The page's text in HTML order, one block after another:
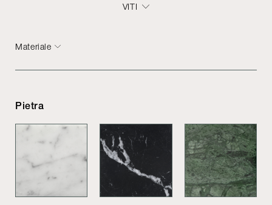
VITI
Materiale
Pietra